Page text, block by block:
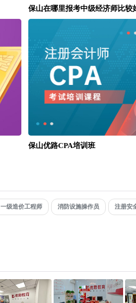
保山在哪里报考中级经济师比较
保山优路CPA培训班
一级造价工程师 消防设施操作员 注册安